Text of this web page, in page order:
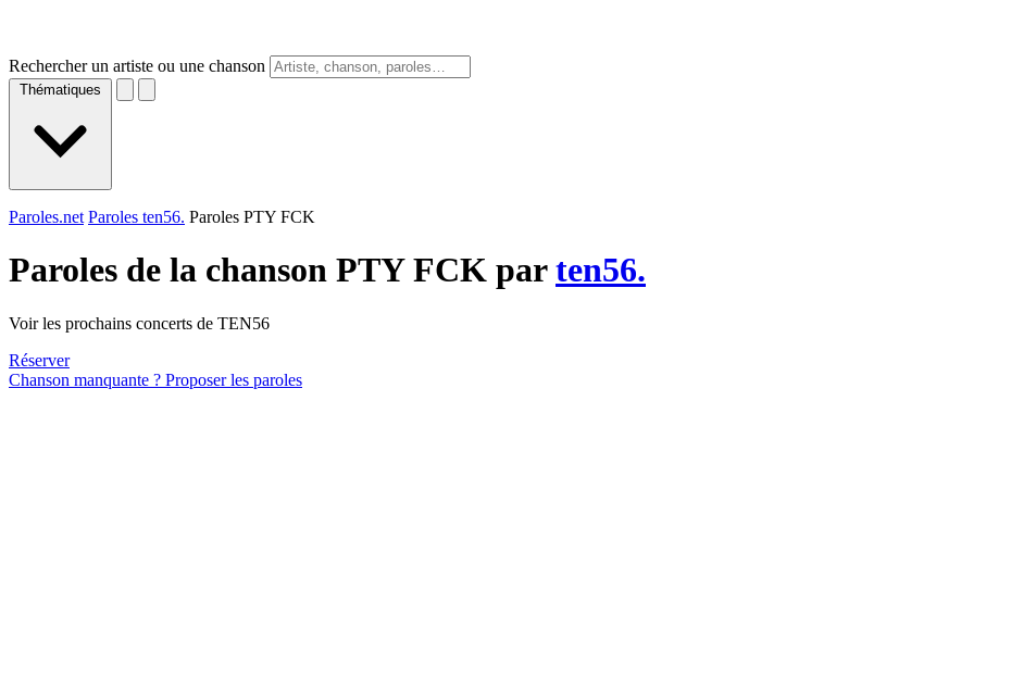
Rechercher un artiste ou une chanson
Thématiques
Paroles.net Paroles ten56. Paroles PTY FCK
Paroles de la chanson PTY FCK parten56.
Voir les prochains concerts de TEN56
Réserver
Chanson manquante ? Proposer les paroles